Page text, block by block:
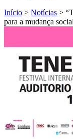
Início > Notícias >
para a mudança social